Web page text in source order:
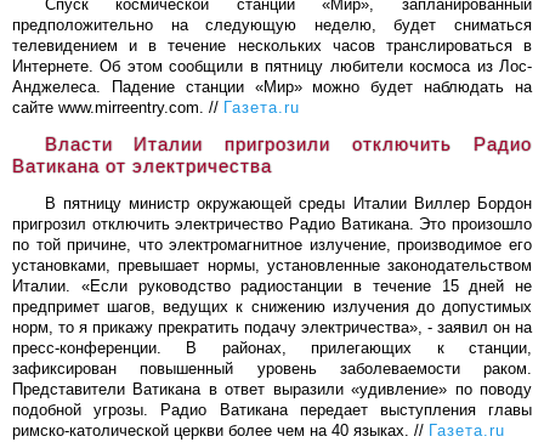
Спуск космической станции «Мир», запланированный
предположительно на следующую неделю, будет сниматься
телевидением и в течение нескольких часов транслироваться в
Интернете. Об этом сообщили в пятницу любители космоса из Лос-
Анджелеса. Падение станции «Мир» можно будет наблюдать на
сайте www.mirreentry.com. // Газета.ru
Власти Италии пригрозили отключить Радио
Ватикана от электричества
В пятницу министр окружающей среды Италии Виллер Бордон
пригрозил отключить электричество Радио Ватикана. Это произошло
по той причине, что электромагнитное излучение, производимое его
установками, превышает нормы, установленные законодательством
Италии. «Если руководство радиостанции в течение 15 дней не
предпримет шагов, ведущих к снижению излучения до допустимых
норм, то я прикажу прекратить подачу электричества», - заявил он на
пресс-конференции. В районах, прилегающих к станции,
зафиксирован повышенный уровень заболеваемости раком.
Представители Ватикана в ответ выразили «удивление» по поводу
подобной угрозы. Радио Ватикана передает выступления главы
римско-католической церкви более чем на 40 языках. // Газета.ru